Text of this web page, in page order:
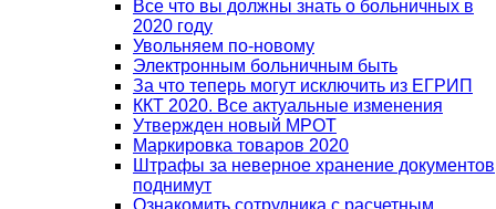
Все что вы должны знать о больничных в
2020 году
Увольняем по-новому
Электронным больничным быть
За что теперь могут исключить из ЕГРИП
ККТ 2020. Все актуальные изменения
Утвержден новый МРОТ
Маркировка товаров 2020
Штрафы за неверное хранение документов
поднимут
Ознакомить сотрудника с расчетным